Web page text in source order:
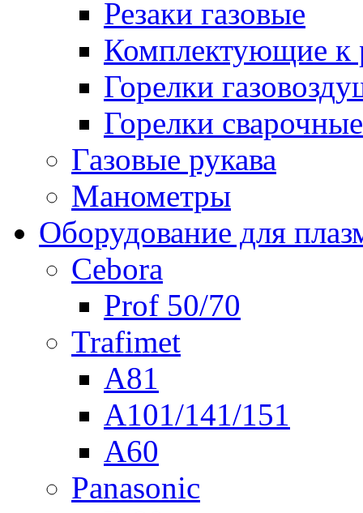
Резаки газовые
Комплектующие к
Горелки
Горелки сварочные
Газовые рукава
Манометры
Оборудование для
Cebora
Prof 50/70
Trafimet
A81
A101/141/151
A60
Panasonic